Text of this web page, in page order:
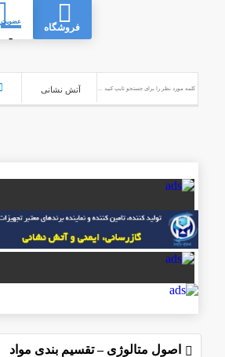
فروشگاه
عضویت
-
اصول متالوژی – تقسیم بندی مواد